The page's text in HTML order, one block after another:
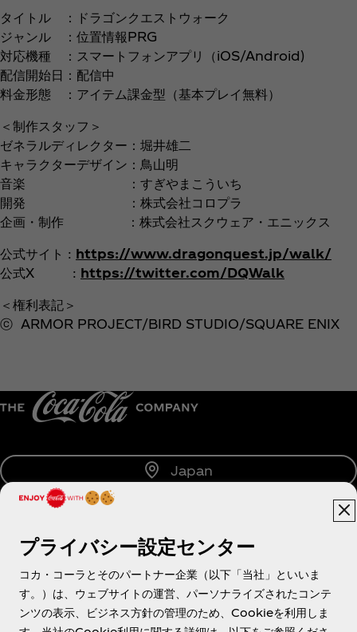
タイトル ：ドラゴンクエストウォーク
ジャンル ：位置情報PRG
対応機種 ：スマートフォンアプリ（iOS/Android)
配信開始日：配信中
料金形態 ：アイテム課金型（基本プレイ無料）
＜制作スタッフ＞
ゼネラルディレクター：堀井雄二
キャラクターデザイン：鳥山明
音楽 ：すぎやまこういち
開発 ：株式会社コロプラ
企画・制作 ：株式会社スクウェア・エニックス
公式サイト : https://www.dragonquest.jp/walk/
公式X : https://twitter.com/DQWalk
＜権利表記＞
ⓒ ARMOR PROJECT/BIRD STUDIO/SQUARE ENIX
Japan
About us
プライバシー設定センター
コカ・コーラとそのパートナー企業（以下「当社」といいま
す。）は、ウェブサイトの運営、パーソナライズされたコンテ
ンツの表示、ビジネス方針の管理のため、Cookieを利用しま